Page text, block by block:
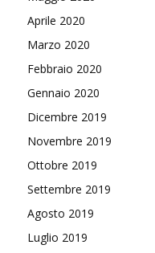
Aprile 2020
Marzo 2020
Febbraio 2020
Gennaio 2020
Dicembre 2019
Novembre 2019
Ottobre 2019
Settembre 2019
Agosto 2019
Luglio 2019